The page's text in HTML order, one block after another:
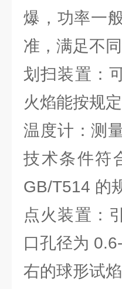
爆，功率一
准，满足不
划扫装置：
火焰能按规
温度计：测
技术条件符
GB/T514 的
点火装置：
口孔径为
右的球形试焰